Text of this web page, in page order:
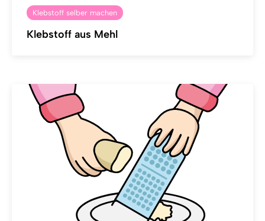
Klebstoff selber machen
Klebstoff aus Mehl